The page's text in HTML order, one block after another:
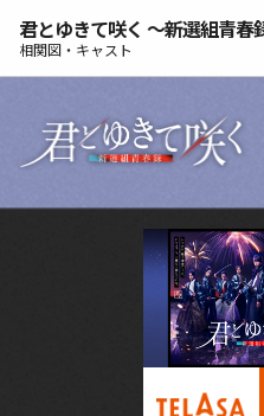
君とゆきて咲く ～新選組青春
相関図・キャスト